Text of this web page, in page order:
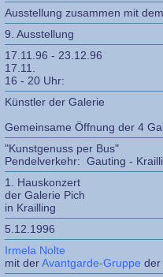
Ausstellung zusammen mit
9. Ausstellung
17.11.96 - 23.12.96
17.11.
16 - 20 Uhr:
Künstler der Galerie
Gemeinsame Öffnung der 4
"Kunstgenuss per Bus"
Pendelverkehr: Gauting -
1. Hauskonzert
der Galerie Pich
in Krailling
5.12.1996
Irmela Nolte
mit derAvantgarde-Gruppe der